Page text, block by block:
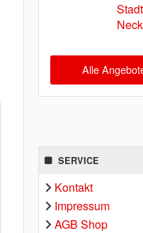
Alle
SERVICE
Kontakt
Impressum
AGB Shop